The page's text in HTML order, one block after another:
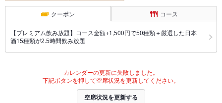
クーポン コース
【プレミアム飲み放題】コース金額+1,500円で50種類＋厳選した日本
酒15種類が2.5時間飲み放題
カレンダーの更新に失敗しました。
下記ボタンを押して空席状況を更新してください。
空席状況を更新する